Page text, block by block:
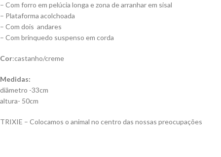
– Com forro em pelúcia longa e zona de arranhar em sisal
– Plataforma acolchoada
– Com dois andares
– Com brinquedo suspenso em corda
Cor:castanho/creme
Medidas:
diâmetro -33cm
altura- 50cm
TRIXIE – Colocamos o animal no centro das nossas preocupações